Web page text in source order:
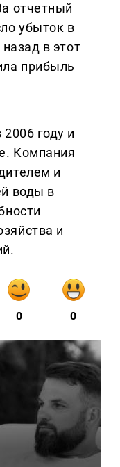
отчетный
убыток в
в этот
прибыль
году и
Компания
и
воды в
и
0 0